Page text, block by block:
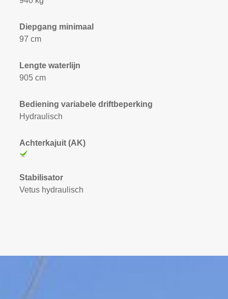
Diepgang minimaal
97 cm
Lengte waterlijn
905 cm
Bediening variabele driftbeperking
Hydraulisch
Achterkajuit (AK)
Stabilisator
Vetus hydraulisch